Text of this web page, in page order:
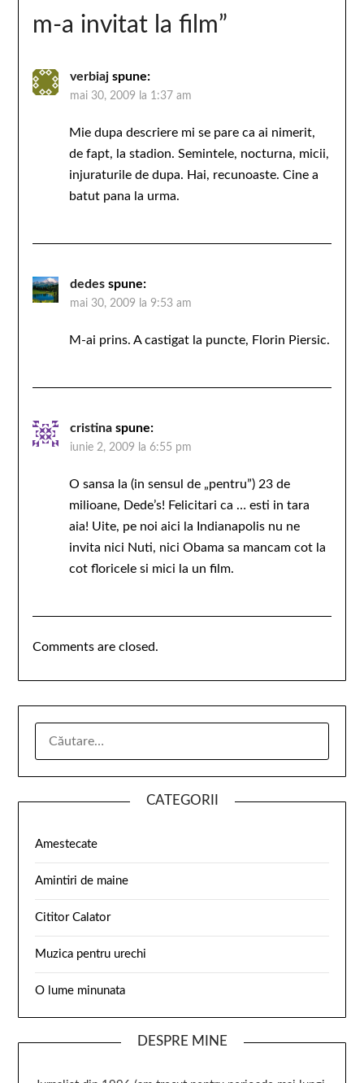
m-a invitat la film”
verbiaj spune:
mai 30, 2009 la 1:37 am
Mie dupa descriere mi se pare ca ai nimerit,
de fapt, la stadion. Semintele, nocturna, micii,
injuraturile de dupa. Hai, recunoaste. Cine a
batut pana la urma.
dedes spune:
mai 30, 2009 la 9:53 am
M-ai prins. A castigat la puncte, Florin Piersic.
cristina spune:
iunie 2, 2009 la 6:55 pm
O sansa la (in sensul de „pentru”) 23 de
milioane, Dede’s! Felicitari ca … esti in tara
aia! Uite, pe noi aici la Indianapolis nu ne
invita nici Nuti, nici Obama sa mancam cot la
cot floricele si mici la un film.
Comments are closed.
CATEGORII
Amestecate
Amintiri de maine
Cititor Calator
Muzica pentru urechi
O lume minunata
DESPRE MINE